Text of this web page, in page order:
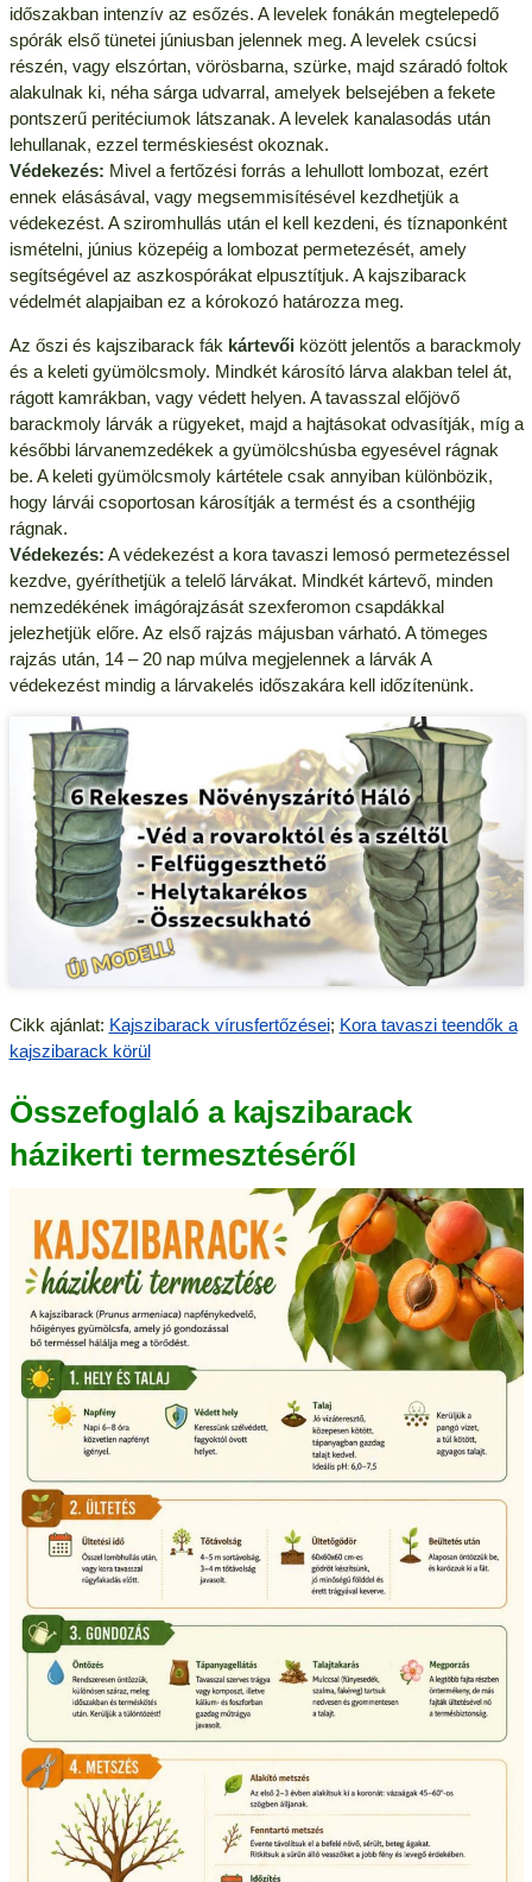
időszakban intenzív az esőzés. A levelek fonákán megtelepedő
spórák első tünetei júniusban jelennek meg. A levelek csúcsi
részén, vagy elszórtan, vörösbarna, szürke, majd száradó foltok
alakulnak ki, néha sárga udvarral, amelyek belsejében a fekete
pontszerű peritéciumok látszanak. A levelek kanalasodás után
lehullanak, ezzel terméskiesést okoznak.
Védekezés: Mivel a fertőzési forrás a lehullott lombozat, ezért
ennek elásásával, vagy megsemmisítésével kezdhetjük a
védekezést. A sziromhullás után el kell kezdeni, és tíznaponként
ismételni, június közepéig a lombozat permetezését, amely
segítségével az aszkospórákat elpusztítjuk. A kajszibarack
védelmét alapjaiban ez a kórokozó határozza meg.
Az őszi és kajszibarack fák kártevőiközött jelentős a barackmoly
és a keleti gyümölcsmoly. Mindkét károsító lárva alakban telel át,
rágott kamrákban, vagy védett helyen. A tavasszal előjövő
barackmoly lárvák a rügyeket, majd a hajtásokat odvasítják, míg a
későbbi lárvanemzedékek a gyümölcshúsba egyesével rágnak
be. A keleti gyümölcsmoly kártétele csak annyiban különbözik,
hogy lárvái csoportosan károsítják a termést és a csonthéjig
rágnak.
Védekezés: A védekezést a kora tavaszi lemosó permetezéssel
kezdve, gyéríthetjük a telelő lárvákat. Mindkét kártevő, minden
nemzedékének imágórajzását szexferomon csapdákkal
jelezhetjük előre. Az első rajzás májusban várható. A tömeges
rajzás után, 14 – 20 nap múlva megjelennek a lárvák A
védekezést mindig a lárvakelés időszakára kell időzítenünk.
Cikk ajánlat: Kajszibarack vírusfertőzései; Kora tavaszi teendők a
kajszibarack körül
Összefoglaló a kajszibarack
házikerti termesztéséről